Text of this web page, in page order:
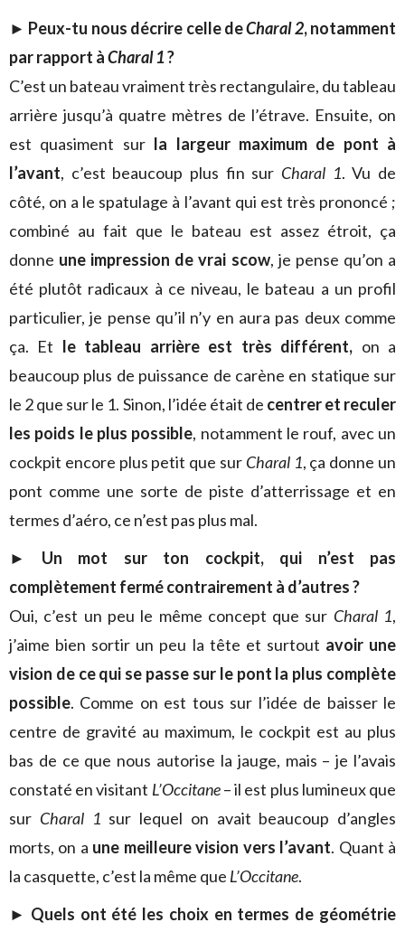
► Peux-tu nous décrire celle deCharal 2, notamment
par rapport àCharal 1?
C’est un bateau vraiment très rectangulaire, du tableau
arrière jusqu’à quatre mètres de l’étrave. Ensuite, on
est quasiment sur la largeur maximum de pont à
l’avant, c’est beaucoup plus fin sur Charal 1. Vu de
côté, on a le spatulage à l’avant qui est très prononcé ;
combiné au fait que le bateau est assez étroit, ça
donne une impression de vrai scow, je pense qu’on a
été plutôt radicaux à ce niveau, le bateau a un profil
particulier, je pense qu’il n’y en aura pas deux comme
ça. Et le tableau arrière est très différent, on a
beaucoup plus de puissance de carène en statique sur
le 2 que sur le 1. Sinon, l’idée était de centrer et reculer
les poids le plus possible, notamment le rouf, avec un
cockpit encore plus petit que sur Charal 1, ça donne un
pont comme une sorte de piste d’atterrissage et en
termes d’aéro, ce n’est pas plus mal.
► Un mot sur ton cockpit, qui n’est pas
complètement fermé contrairement à d’autres ?
Oui, c’est un peu le même concept que sur Charal 1,
j’aime bien sortir un peu la tête et surtout avoir une
vision de ce qui se passe sur le pont la plus complète
possible. Comme on est tous sur l’idée de baisser le
centre de gravité au maximum, le cockpit est au plus
bas de ce que nous autorise la jauge, mais – je l’avais
constaté en visitant L’Occitane– il est plus lumineux que
sur Charal 1 sur lequel on avait beaucoup d’angles
morts, on a une meilleure vision vers l’avant. Quant à
la casquette, c’est la même que L’Occitane.
► Quels ont été les choix en termes de géométrie